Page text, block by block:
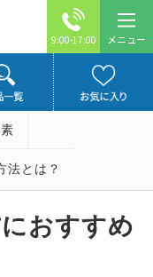
9:00-17:00 メニュー
法とは？
おすすめ